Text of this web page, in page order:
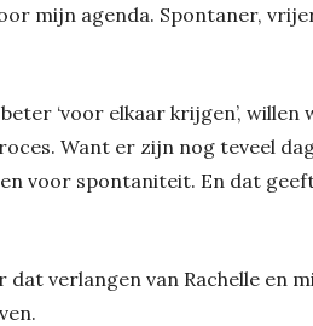
mijn agenda. Spontaner,
‘voor elkaar krijgen’, willen
Want er zijn nog teveel
voor spontaniteit. En dat
verlangen van Rachelle en